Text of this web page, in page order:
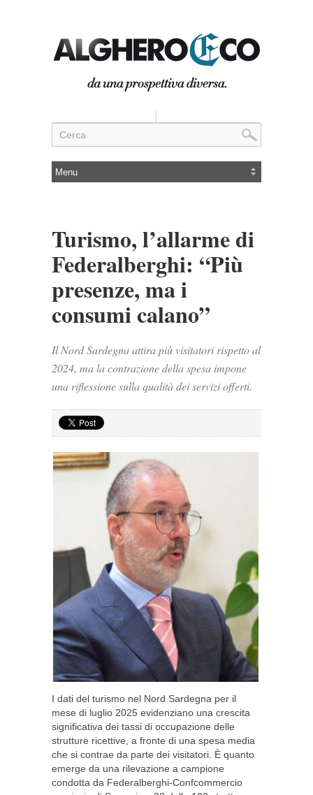
Turismo, l’allarme di
Federalberghi: “Più
presenze, ma i
consumi calano”
Il Nord Sardegna attira più visitatori rispetto al
2024, ma la contrazione della spesa impone
una riflessione sulla qualità dei servizi offerti.
I dati del turismo nel Nord Sardegna per il
mese di luglio 2025 evidenziano una crescita
significativa dei tassi di occupazione delle
strutture ricettive, a fronte di una spesa media
che si contrae da parte dei visitatori. È quanto
emerge da una rilevazione a campione
condotta da Federalberghi-Confcommercio